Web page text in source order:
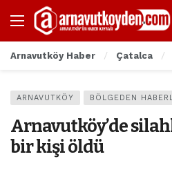
Arnavutköy Haber Çatalca
ARNAVUTKÖY BÖLGEDEN
Arnavutköy’de
bir kişi öldü